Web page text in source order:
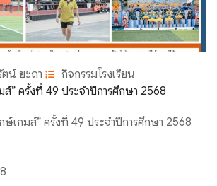
ตน์ ยะถา
กิจกรรมโรงเรียน
” ครั้งที่ 49 ประจำปีการศึกษา 2568
ษ์เกมส์” ครั้งที่ 49 ประจำปีการศึกษา 2568